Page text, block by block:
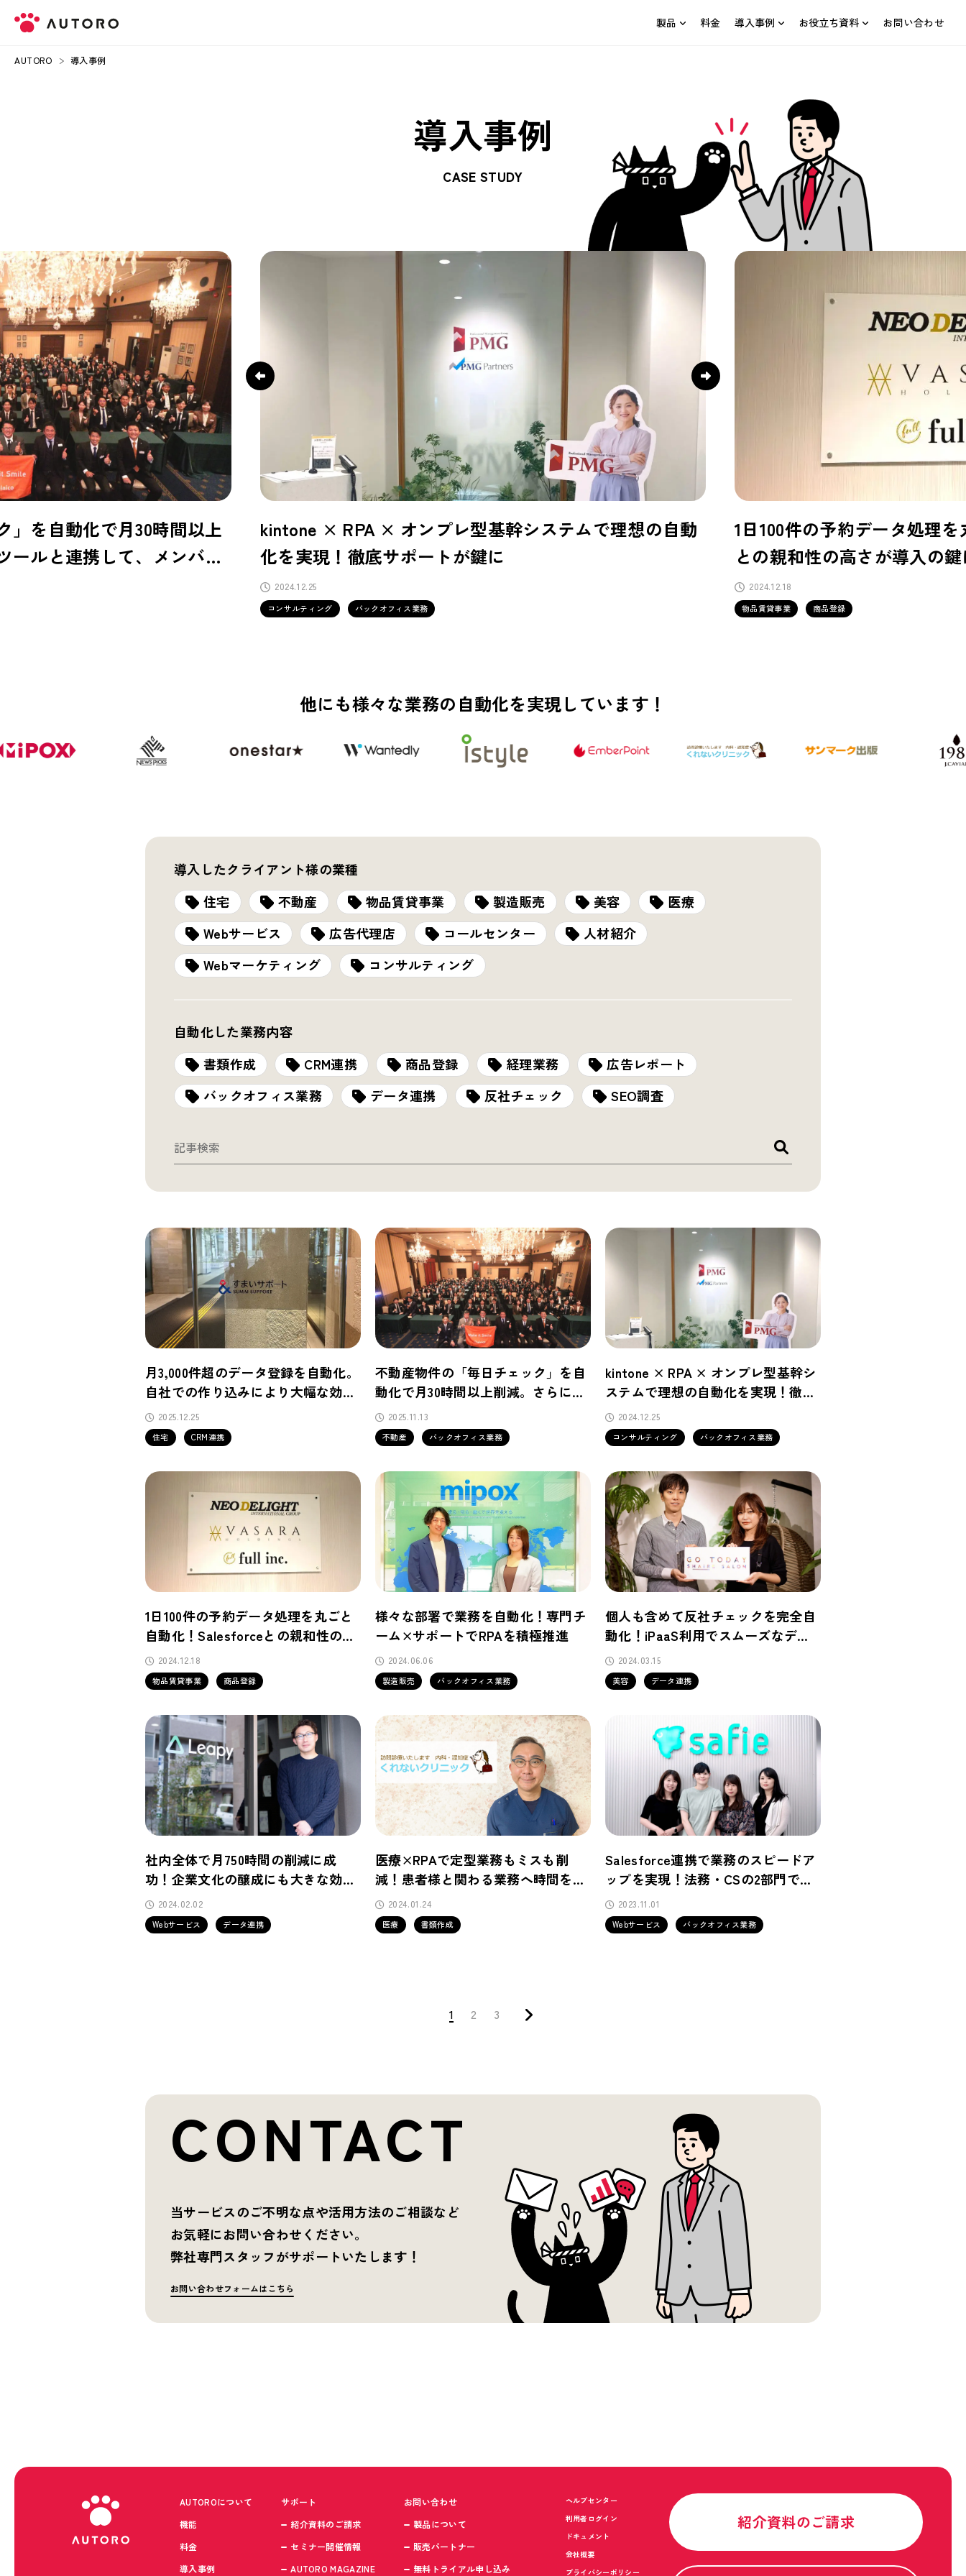
製品 料金 導入事例 お役立ち資料 お問い合わせ
AUTORO 導入事例
導入事例
CASE STUDY
」を自動化で月30時間以上
ールと連携して、メンバー
kintone × RPA × オンプレ型基幹システムで理想の自動
化を実現！徹底サポートが鍵に
2024.12.25
コンサルティング バックオフィス業務
1日100件の予約データ処理
との親和性の高さが導入の
2024.12.18
物品賃貸事業 商品登録
他にも様々な業務の自動化を実現しています！
導入したクライアント様の業種
住宅
不動産 物品賃貸事業 製造販売 美容
医療
Webサービス
広告代理店 コールセンター
人材紹介
Webマーケティング
コンサルティング
自動化した業務内容
書類作成
CRM連携 商品登録 経理業務
広告レポート
バックオフィス業務
データ連携 反社チェック SEO調査
月3,000件超のデータ登録を自動化。
自社での作り込みにより大幅な効率
化を実現
2025.12.25
住宅 CRM連携
不動産物件の「毎日チェック」を自
動化で月30時間以上削減。さらに業
務進捗管理ツールと連携して、メン
バーへの自動通知化を実現
2025.11.13
不動産 バックオフィス業務
kintone × RPA × オンプレ型基幹シ
ステムで理想の自動化を実現！徹底
サポートが鍵に
2024.12.25
コンサルティング バックオフィス業務
1日100件の予約データ処理を丸ごと
自動化！Salesforceとの親和性の高
さが導入の鍵に
2024.12.18
物品賃貸事業 商品登録
様々な部署で業務を自動化！専門チ
ーム×サポートでRPAを積極推進
2024.06.06
製造販売 バックオフィス業務
個人も含めて反社チェックを完全自
動化！iPaaS利用でスムーズなデー
タ連携を実現
2024.03.15
美容 データ連携
社内全体で月750時間の削減に成
功！企業文化の醸成にも大きな効果
が 2024.02.02
Webサービス データ連携
医療×RPAで定型業務もミスも削
減！患者様と関わる業務へ時間をフ
ル活用できるように。
2024.01.24
医療 書類作成
Salesforce連携で業務のスピードア
ップを実現！法務・CSの2部門でフ
ル活用！
2023.11.01
Webサービス バックオフィス業務
1 2 3
CONTACT
当サービスのご不明な点や活用方法のご相談など
お気軽にお問い合わせください。
弊社専門スタッフがサポートいたします！
お問い合わせフォームはこちら
AUTOROについて
機能
料金
導入事例
サポート
紹介資料のご請求
セミナー開催情報
AUTORO MAGAZINE
お問い合わせ
製品について
販売パートナー
無料トライアル申し込み
ヘルプセンター
利用者ログイン
ドキュメント
会社概要
プライバシーポリシー
紹介資料のご請求